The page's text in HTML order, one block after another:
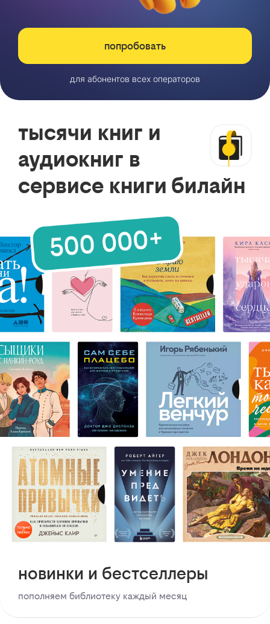
попробовать
для абонентов всех операторов
тысячи книг и
аудиокниг в
сервисе книги билайн
новинки и бестселлеры
пополняем библиотеку каждый месяц